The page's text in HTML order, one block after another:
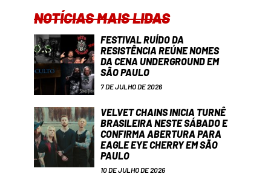
NOTÍCIAS MAIS LIDAS
FESTIVAL RUÍDO DA
RESISTÊNCIA REÚNE NOMES
DA CENA UNDERGROUND EM
SÃO PAULO
7 DE JULHO DE 2026
VELVET CHAINS INICIA TURNÊ
BRASILEIRA NESTE SÁBADO E
CONFIRMA ABERTURA PARA
EAGLE EYE CHERRY EM SÃO
PAULO
10 DE JULHO DE 2026